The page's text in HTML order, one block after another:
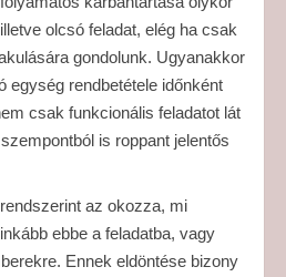
olcsó feladat, elég ha csak
gondolunk. Ugyanakkor
egység rendbetétele időnként
csak funkcionális feladatot lát
is roppant jelentős
az okozza, mi
ebbe a feladatba, vagy
Ennek eldöntése bizony